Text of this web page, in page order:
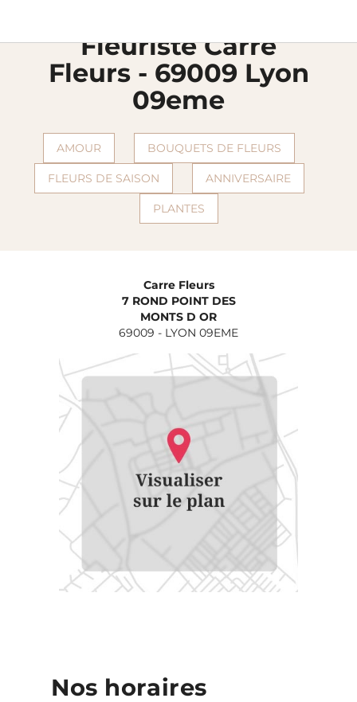
Fleuriste Carre
Fleurs - 69009 Lyon
09eme
AMOUR BOUQUETS DE FLEURS
FLEURS DE SAISON ANNIVERSAIRE
PLANTES
Carre Fleurs
7 ROND POINT DES
MONTS D OR
69009 - LYON 09EME
Nos horaires